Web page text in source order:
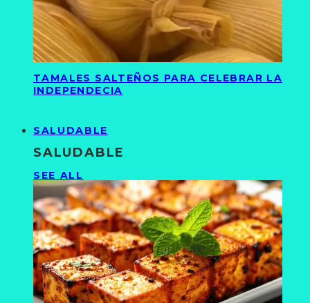
TAMALES SALTEÑOS PARA CELEBRAR LA
INDEPENDECIA
SALUDABLE
SALUDABLE
SEE ALL